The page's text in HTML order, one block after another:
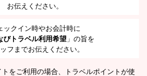
お伝えください。
ックイン時やお会計時に
びトラベル利用希望 」の旨を
フまでお伝えください。
をご利用の場合、トラベルポイントが使